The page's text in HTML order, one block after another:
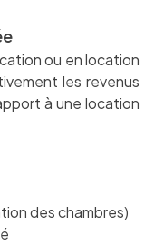
ou en location
les revenus
à une location
des chambres)